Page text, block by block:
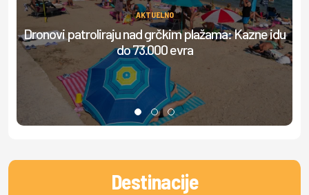
AKTUELNO
Dronovi patroliraju nad grčkim plažama: Kazne idu
do 73.000 evra
Destinacije